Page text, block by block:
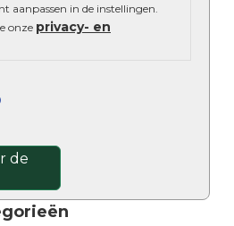
aanpassen in de instellingen.
onze privacy- en
de